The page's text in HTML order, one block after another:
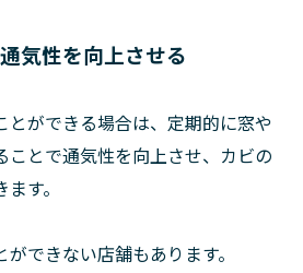
気性を向上させる
とができる場合は、定期的に窓や
ことで通気性を向上させ、カビの
す。
できない店舗もあります。